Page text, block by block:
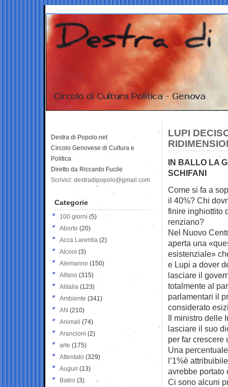
LUPI
IN BALLO LA
SCHIFANI
Come si fa a
il 40%? Chi
finire inghiottito
renziano?
Nel Nuovo
aperta una
esistenziale»
e Lupi a dover
lasciare il
totalmente al
parlamentari il
considerato
Il ministro delle
lasciare il suo
per far crescere
Una
l’1%è
avrebbe portato
Ci sono alcuni
Destra di Popolo.net
Circolo Genovese di Cultura e
Politica
Diretto da Riccardo Fucile
Scrivici: destradipopolo@gmail.com
Categorie
100 giorni (5)
Aborto (20)
Acca Larentia (2)
Alcool (3)
Alemanno (150)
Alfano (315)
Alitalia (123)
Ambiente (341)
AN (210)
Animali (74)
Arancioni (2)
arte (175)
Attentato (329)
Auguri (13)
Batini (3)